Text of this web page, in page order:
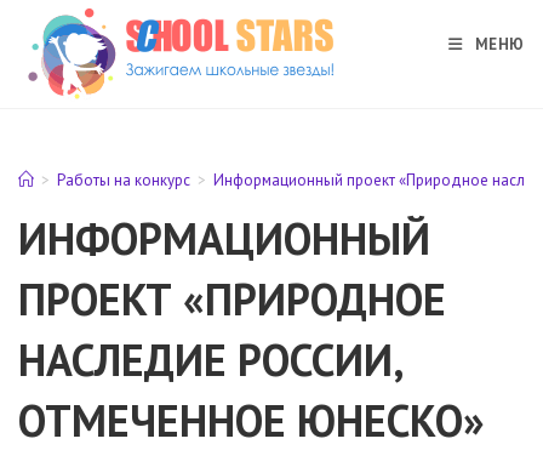
Перейти
содержимому
МЕНЮ
> Работы на конкурс > Информационный проект «Природное
ИНФОРМАЦИОННЫЙ
ПРОЕКТ «ПРИРОДНОЕ
НАСЛЕДИЕ РОССИИ,
ОТМЕЧЕННОЕ ЮНЕСКО»